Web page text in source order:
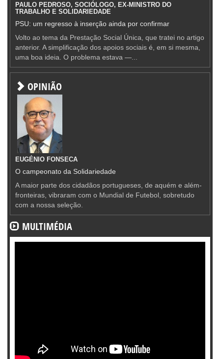
PAULO PEDROSO, SOCIÓLOGO, EX-MINISTRO DO
TRABALHO E SOLIDARIEDADE
PSU: um regresso à inserção ainda por confirmar
Volto ao tema da Prestação Social Única, que tratei no artigo
anterior. A simplificação dos apoios sociais é, em si mesma,
uma boa ideia. O problema estava —...
OPINIÃO
EUGÉNIO FONSECA
O campeonato da Solidariedade
A maior parte dos cidadãos portugueses, de aquém e além-
fronteiras, vibraram com o Mundial de Futebol, sobretudo
com a nossa seleção.
MULTIMÉDIA